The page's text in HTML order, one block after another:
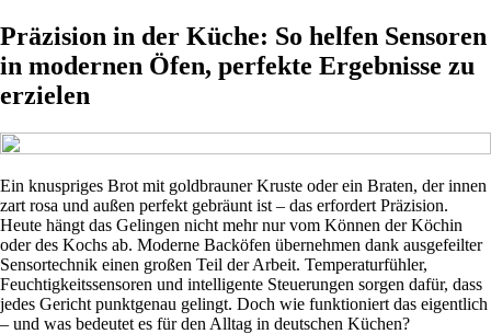
Präzision in der Küche: So helfen Sensoren
in modernen Öfen, perfekte Ergebnisse zu
erzielen
Ein knuspriges Brot mit goldbrauner Kruste oder ein Braten, der innen
zart rosa und außen perfekt gebräunt ist – das erfordert Präzision.
Heute hängt das Gelingen nicht mehr nur vom Können der Köchin
oder des Kochs ab. Moderne Backöfen übernehmen dank ausgefeilter
Sensortechnik einen großen Teil der Arbeit. Temperaturfühler,
Feuchtigkeitssensoren und intelligente Steuerungen sorgen dafür, dass
jedes Gericht punktgenau gelingt. Doch wie funktioniert das eigentlich
– und was bedeutet es für den Alltag in deutschen Küchen?